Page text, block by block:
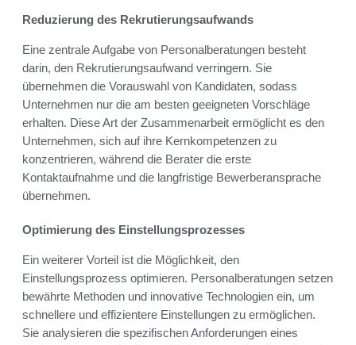
Reduzierung des Rekrutierungsaufwands
Eine zentrale Aufgabe von Personalberatungen besteht
darin, den Rekrutierungsaufwand verringern. Sie
übernehmen die Vorauswahl von Kandidaten, sodass
Unternehmen nur die am besten geeigneten Vorschläge
erhalten. Diese Art der Zusammenarbeit ermöglicht es den
Unternehmen, sich auf ihre Kernkompetenzen zu
konzentrieren, während die Berater die erste
Kontaktaufnahme und die langfristige Bewerberansprache
übernehmen.
Optimierung des Einstellungsprozesses
Ein weiterer Vorteil ist die Möglichkeit, den
Einstellungsprozess optimieren. Personalberatungen setzen
bewährte Methoden und innovative Technologien ein, um
schnellere und effizientere Einstellungen zu ermöglichen.
Sie analysieren die spezifischen Anforderungen eines